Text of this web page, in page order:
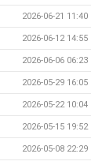
2026-06-21 11:40
2026-06-12 14:55
2026-06-06 06:23
2026-05-29 16:05
2026-05-22 10:04
2026-05-15 19:52
2026-05-08 22:29